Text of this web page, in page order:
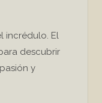
incrédulo. El
descubrir
y